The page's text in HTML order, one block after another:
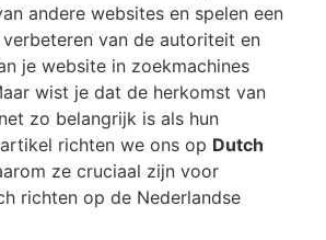
andere websites en spelen een
van de autoriteit en
je website in zoekmachines
wist je dat de herkomst van
zo belangrijk is als hun
richten we ons op Dutch
ze cruciaal zijn voor
richten op de Nederlandse